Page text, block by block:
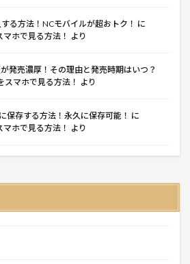
る方法！NCモバイルが超おトク！ に
ホで見る方法！ より
発売濃厚！その理由と発売時期はいつ？
マホで見る方法！ より
保存する方法！永久に保存可能！ に
ホで見る方法！ より